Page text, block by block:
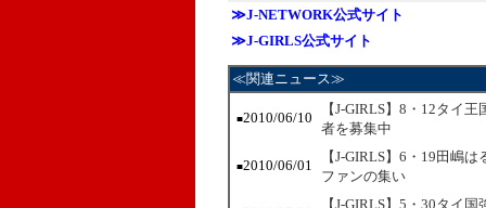
≫J-NETWORK公式サイト
≫J-GIRLS公式サイト
≪関連ニュース≫
■2010/06/10
【J-GIRLS】8・12タイ
者を募集中
■2010/06/01
【J-GIRLS】6・19田嶋
ファンの集い
【J-GIRLS】5・30タイ